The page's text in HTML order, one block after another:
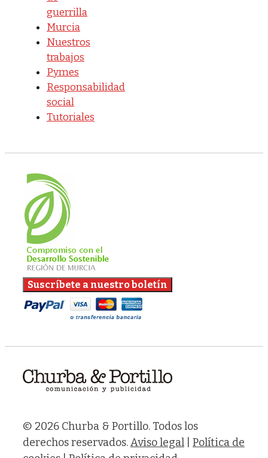
guerrilla
Murcia
Nuestros
trabajos
Pymes
Responsabilidad
social
Tutoriales
© 2026 Churba & Portillo. Todos los
derechos reservados.Aviso legal
Política de